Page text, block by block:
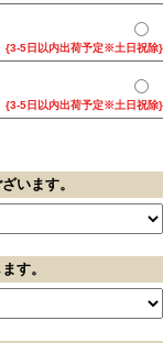
{3-5日以内出荷予定※土日祝除}
{3-5日以内出荷予定※土日祝除}
います。
す。